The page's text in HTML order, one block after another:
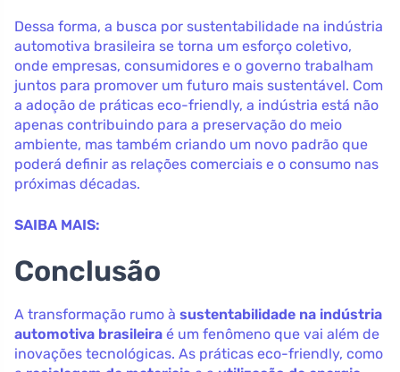
Dessa forma, a busca por sustentabilidade na indústria
automotiva brasileira se torna um esforço coletivo,
onde empresas, consumidores e o governo trabalham
juntos para promover um futuro mais sustentável. Com
a adoção de práticas eco-friendly, a indústria está não
apenas contribuindo para a preservação do meio
ambiente, mas também criando um novo padrão que
poderá definir as relações comerciais e o consumo nas
próximas décadas.
SAIBA MAIS:
Conclusão
A transformação rumo à sustentabilidade na indústria
automotiva brasileira é um fenômeno que vai além de
inovações tecnológicas. As práticas eco-friendly, como